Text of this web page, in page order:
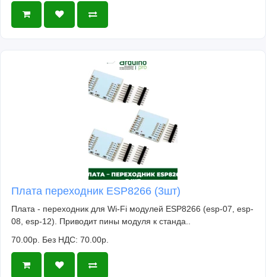
Плата переходник ESP8266 (3шт)
Плата - переходник для Wi-Fi модулей ESP8266 (esp-07, esp-
08, esp-12). Приводит пины модуля к станда..
70.00р. Без НДС: 70.00р.